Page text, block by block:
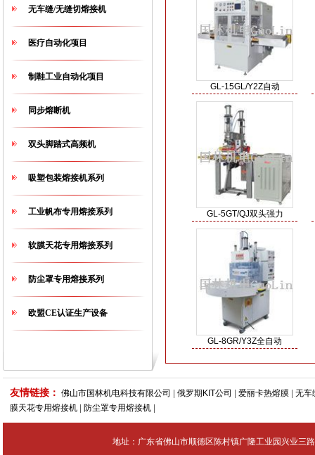
无车缝/无缝切熔接机
医疗自动化项目
制鞋工业自动化项目
同步熔断机
双头脚踏式高频机
吸塑包装熔接机系列
工业帆布专用熔接系列
软膜天花专用熔接系列
防尘罩专用熔接系列
欧盟CE认证生产设备
GL-15GL/Y2Z自动
GL-5GT/QJ双头强力
GL-8GR/Y3Z全自动
友情链接： 佛山市国林机电科技有限公司 俄罗期KIT公司 爱丽卡热熔膜
无车
膜天花专用熔接机
防尘罩专用熔接机
地址：广东省佛山市顺德区陈村镇广隆工业园兴业